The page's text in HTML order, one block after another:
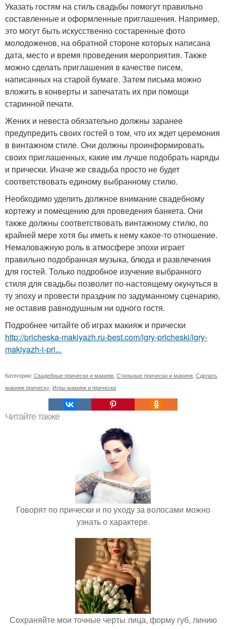
Указать гостям на стиль свадьбы помогут правильно
составленные и оформленные приглашения. Например,
это могут быть искусственно состаренные фото
молодоженов, на обратной стороне которых написана
дата, место и время проведения мероприятия. Также
можно сделать приглашения в качестве писем,
написанных на старой бумаге. Затем письма можно
вложить в конверты и запечатать их при помощи
старинной печати.
Жених и невеста обязательно должны заранее
предупредить своих гостей о том, что их ждет церемония
в винтажном стиле. Они должны проинформировать
своих приглашенных, какие им лучше подобрать наряды
и прически. Иначе же свадьба просто не будет
соответствовать единому выбранному стилю.
Необходимо уделить должное внимание свадебному
кортежу и помещению для проведения банкета. Они
также должны соответствовать винтажному стилю, по
крайней мере хотя бы иметь к нему какое-то отношение.
Немаловажную роль в атмосфере эпохи играет
правильно подобранная музыка, блюда и развлечения
для гостей. Только подробное изучение выбранного
стиля для свадьбы позволит по-настоящему окунуться в
ту эпоху и провести праздник по задуманному сценарию,
не оставив равнодушным ни одного гостя.
Подробнее читайте об играх макияж и прически
http://pricheska-makiyazh.ru-best.com/igry-pricheski/igry-
makiyazh-i-pri...
Категории: Свадебные прически и макияж, Стильные прически и макияж, Сделать
макияж прическу, Игры макияж и прически
Читайте также
Говорят по прически и по уходу за волосами можно
узнать о характере.
Сохраняйте мои точные черты лица, форму губ, линию